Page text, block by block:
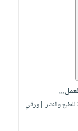
للطبع والنشر |ورقي